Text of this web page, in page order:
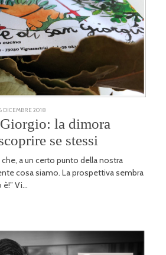
DICEMBRE 2018
GENNAIO
2026la dimora
se stessi
che, a un certo punto della nostra
cosa siamo. La prospettiva sembra
è!” Vi…